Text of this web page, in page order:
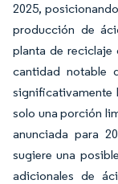
2025,
producción de
planta de
cantidad notable
significativamente
solo una porción
anunciada para
sugiere una
adicionales de